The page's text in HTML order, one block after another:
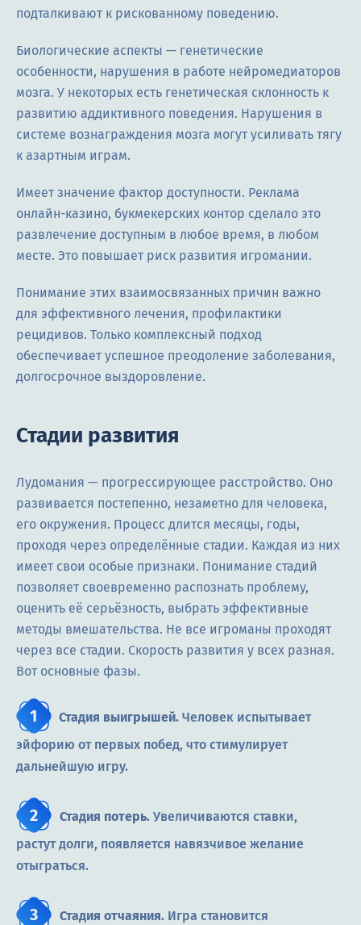
подталкивают к рискованному поведению.
Биологические аспекты — генетические
особенности, нарушения в работе нейромедиаторов
мозга. У некоторых есть генетическая склонность к
развитию аддиктивного поведения. Нарушения в
системе вознаграждения мозга могут усиливать тягу
к азартным играм.
Имеет значение фактор доступности. Реклама
онлайн-казино, букмекерских контор сделало это
развлечение доступным в любое время, в любом
месте. Это повышает риск развития игромании.
Понимание этих взаимосвязанных причин важно
для эффективного лечения, профилактики
рецидивов. Только комплексный подход
обеспечивает успешное преодоление заболевания,
долгосрочное выздоровление.
Стадии развития
Лудомания — прогрессирующее расстройство. Оно
развивается постепенно, незаметно для человека,
его окружения. Процесс длится месяцы, годы,
проходя через определённые стадии. Каждая из них
имеет свои особые признаки. Понимание стадий
позволяет своевременно распознать проблему,
оценить её серьёзность, выбрать эффективные
методы вмешательства. Не все игроманы проходят
через все стадии. Скорость развития у всех разная.
Вот основные фазы.
Стадия выигрышей. Человек испытывает
эйфорию от первых побед, что стимулирует
дальнейшую игру.
Стадия потерь. Увеличиваются ставки,
растут долги, появляется навязчивое желание
отыграться.
Стадия отчаяния. Игра становится